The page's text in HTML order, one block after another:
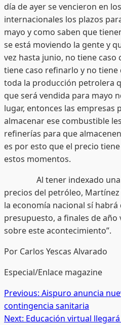
día de ayer se vencieron en
internacionales los plazos
mayo y como saben que
se está moviendo la gente y
vez hasta junio, no tiene
tiene caso refinarlo y no
toda la producción petrolera
que será vendida para mayo
lugar, entonces las
almacenar ese combustible
refinerías para que
es por esto que el precio
estos momentos.
Al tener indexado una
precios del petróleo,
la economía nacional sí habrá
presupuesto, a finales de
sobre este acontecimiento”.
Por Carlos Yescas Alvarado
Especial/Enlace magazine
Post
navigation
Previous: Aispuro anuncia
contingencia sanitaria
Next: Educación virtual